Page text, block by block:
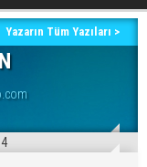
Yazarın Tüm Yazıları >